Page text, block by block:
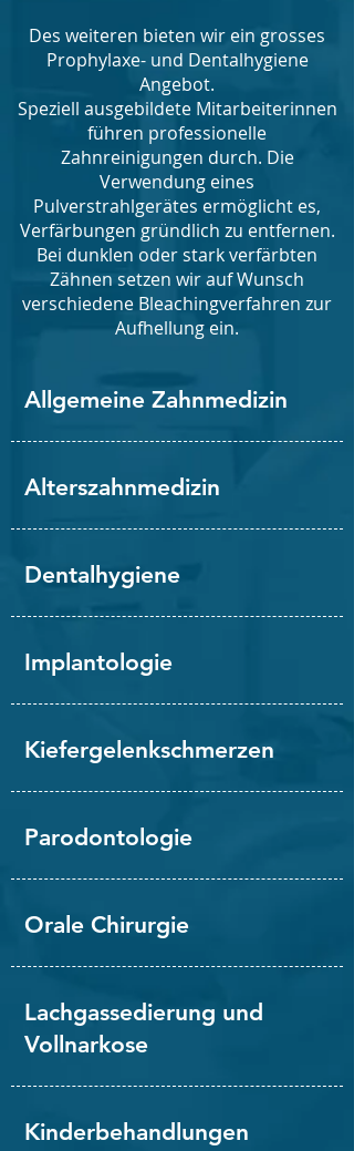
Des weiteren bieten wir ein grosses
Prophylaxe- und Dentalhygiene
Angebot.
Speziell ausgebildete Mitarbeiterinnen
führen professionelle
Zahnreinigungen durch. Die
Verwendung eines
Pulverstrahlgerätes ermöglicht es,
Verfärbungen gründlich zu entfernen.
Bei dunklen oder stark verfärbten
Zähnen setzen wir auf Wunsch
verschiedene Bleachingverfahren zur
Aufhellung ein.
Allgemeine Zahnmedizin
Alterszahnmedizin
Dentalhygiene
Implantologie
Kiefergelenkschmerzen
Parodontologie
Orale Chirurgie
Lachgassedierung und
Vollnarkose
Kinderbehandlungen